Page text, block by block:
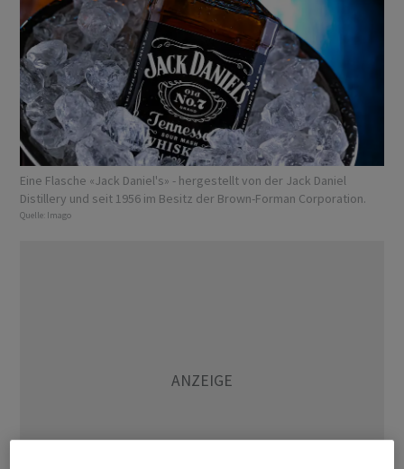
Eine Flasche «Jack Daniel's» - hergestellt von der Jack Daniel
Distillery und seit 1956 im Besitz der Brown-Forman Corporation.
Quelle: Imago